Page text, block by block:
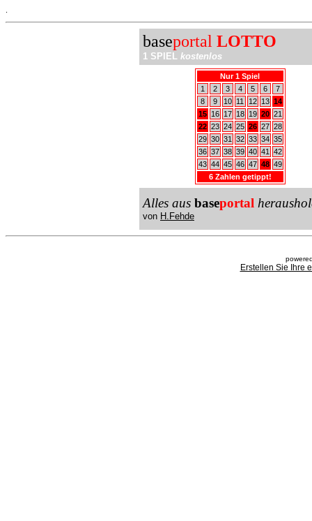
baseportal LOTTO
1 SPIEL kostenlos
Nur 1 Spiel
1
2 3 4 5 6
7
8
9 10 11 12 13 14
15
16 17 18 19 20 21
22 23 24 25 26 27 28
29 30 31 32 33 34 35
36 37 38 39 40 41
42
43 44 45 46 47 48 49
6 Zahlen getippt!
Alles aus baseportal
von H.Fehde
Erstellen Sie Ihre